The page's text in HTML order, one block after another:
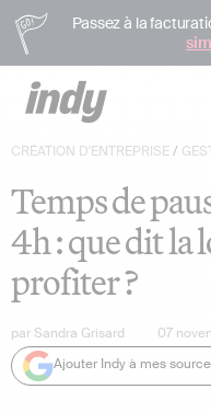
Passez à la
CRÉATION D'ENTREPRISE/
Temps de
4h : que dit la
profiter ?
par Sandra Grisard 07
Ajouter Indy à mes